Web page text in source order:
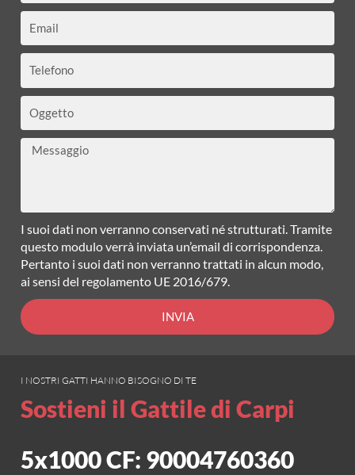
Messaggio
I suoi dati non verranno conservati né strutturati. Tramite
questo modulo verrà inviata un’email di corrispondenza.
Pertanto i suoi dati non verranno trattati in alcun modo,
ai sensi del regolamento UE 2016/679.
INVIA
I NOSTRI GATTI HANNO BISOGNO DI TE
Sostieni il Gattile di Carpi
5x1000 CF: 90004760360